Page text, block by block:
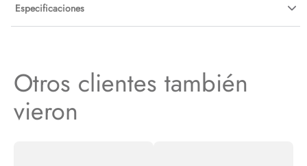
Especificaciones
Otros clientes también
vieron